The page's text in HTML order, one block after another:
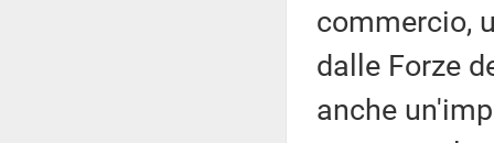
commercio,
dalle Forze
anche